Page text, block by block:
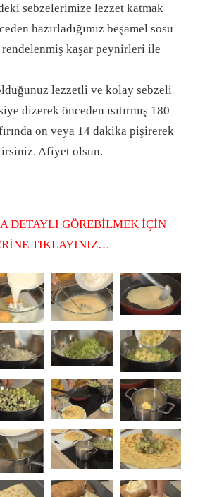
sebzelerimize lezzet katmak
hazırladığımız beşamel sosu
kaşar peynirleri ile
lezzetli ve kolay sebzeli
dizerek önceden ısıtırmış 180
on veya 14 dakika pişirerek
Afiyet olsun.
DETAYLI GÖREBİLMEK İÇİN
TIKLAYINIZ…